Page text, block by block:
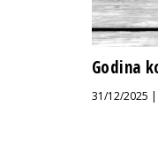
Godina
31/12/2025 |